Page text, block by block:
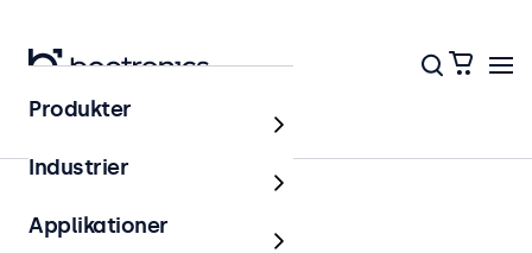
Bildskärmar
10 tums bildskärmar
Produkter
Industrier
Applikationer